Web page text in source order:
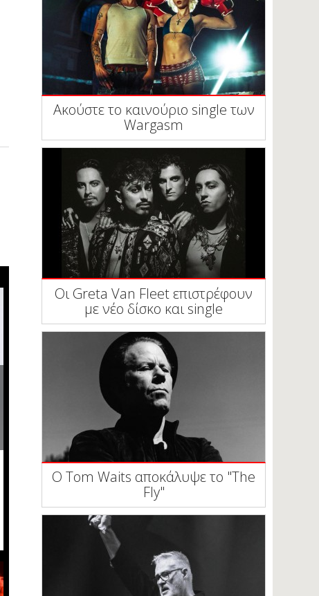
Ακούστε το καινούριο single των
Wargasm
Οι Greta Van Fleet επιστρέφουν
με νέο δίσκο και single
Ο Tom Waits αποκάλυψε το "The
Fly"